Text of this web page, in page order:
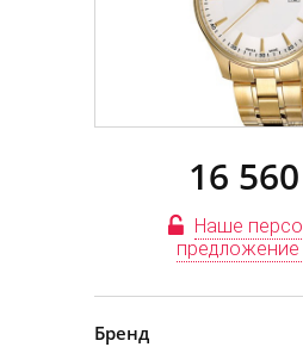
16 560
Наше
предложение
Бренд